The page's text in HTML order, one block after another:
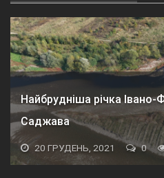
Найбрудніша річка Івано-
Саджава
20 ГРУДЕНЬ, 2021 0